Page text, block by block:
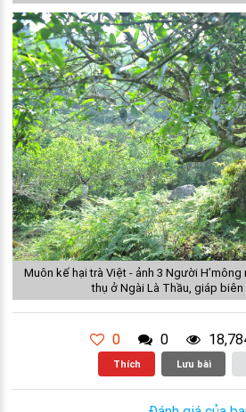
Muôn kế hại trà Việt - ảnh 3 Người
thụ ở Ngài Là Thầu, giáp
0 0
Thích Lưu bài